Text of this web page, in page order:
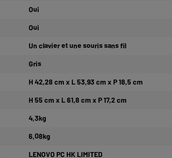
Oui
Oui
Un clavier et une souris sans fil
Gris
H 42,28 cm x L 53,93 cm x P 18,5 cm
H 55 cm x L 61,8 cm x P 17,2 cm
4,3kg
6,08kg
LENOVO PC HK LIMITED